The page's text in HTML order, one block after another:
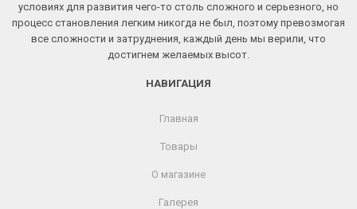
условиях для развития чего-то столь сложного и серьезного, но
процесс становления легким никогда не был, поэтому превозмогая
все сложности и затруднения, каждый день мы верили, что
достигнем желаемых высот.
НАВИГАЦИЯ
Главная
Товары
О магазине
Галерея